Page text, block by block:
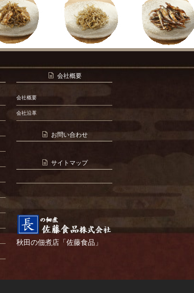
会社概要
会社概要
会社沿革
お問い合わせ
サイトマップ
秋田の佃煮店「佐藤食品」